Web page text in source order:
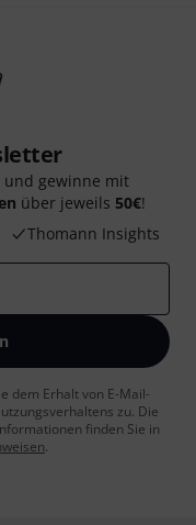
und gewinne mit
über jeweils 50€!
Thomann Insights
dem Erhalt von E-Mail-
zu. Die
finden Sie in
.